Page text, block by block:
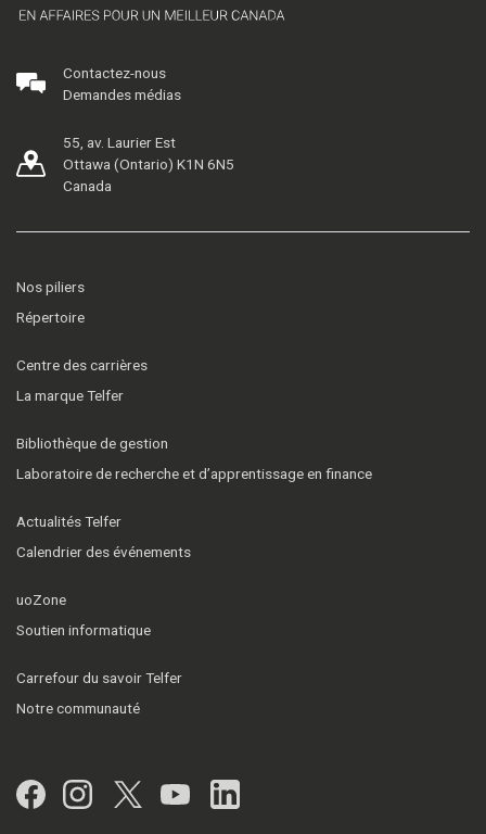
Contactez-nous
Demandes médias
55, av. Laurier Est
Ottawa (Ontario) K1N 6N5
Canada
Nos piliers
Répertoire
Centre des carrières
La marque Telfer
Bibliothèque de gestion
Laboratoire de recherche et d’apprentissage en finance
Actualités Telfer
Calendrier des événements
uoZone
Soutien informatique
Carrefour du savoir Telfer
Notre communauté
Facebook
Instagram
Twitter
YouTubeLinkedIn